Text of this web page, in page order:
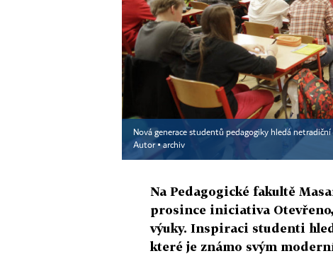
Nová generace studentů pedagogiky hledá
Autor ▪archiv
Na Pedagogické fakultě
prosince iniciativa
výuky. Inspiraci studenti
které je známo svým